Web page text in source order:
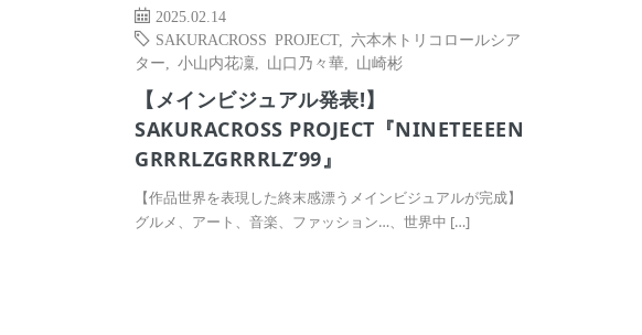
2025.02.14
SAKURACROSS PROJECT, 六本木トリコロールシア
ター
小山内花凜 山口乃々華 山崎彬
【メインビジュアル発表!】
SAKURACROSS PROJECT『NINETEEEEN
GRRRLZGRRRLZ’99』
【作品世界を表現した終末感漂うメインビジュアルが完成】
グルメ、アート、音楽、ファッション…、世界中 […]